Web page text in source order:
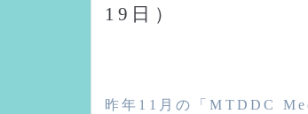
19日）
昨年11月の「MTDDC